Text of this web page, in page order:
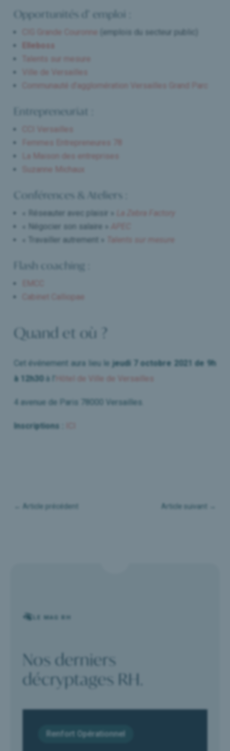
Opportunités d’ emploi :
CIG Grande Couronne
(emplois du secteur public)
Elleboss
Talents sur mesure
Ville de Versailles
Communauté d’agglomération Versailles Grand Parc
Entrepreneuriat :
CCI Versailles
Femmes Entrepreneures 78
La Maison des entreprises
Suzanne Michaux
Conférences & Ateliers :
« Réseauter avec plaisir »
La Zebra Factory
« Négocier son salaire »
« Travailler autrement »
Talents sur mesure
Flash coaching :
Cabinet Calliopae
Quand et où ?
Cet événement aura lieu le jeudi 7 octobre 2021 de 9h
à 12h30
à l’ Hôtel de Ville de Versailles
4 avenue de Paris 78000 Versailles.
Inscriptions :
Article précédent Article suivant
Nos derniers
décryptages RH.
Renfort Opérationnel